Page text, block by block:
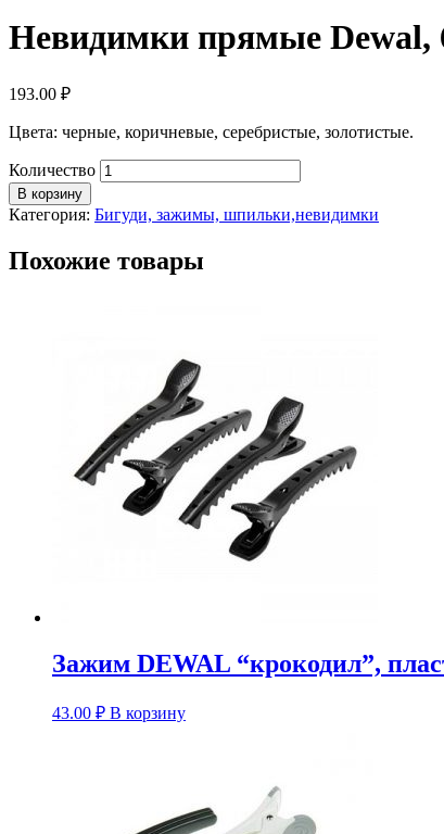
Невидимки прямые Dewal,
193.00 ₽
Цвета: черные, коричневые, серебристые, золотистые.
Количество
В корзину
Категория: Бигуди, зажимы, шпильки,невидимки
Похожие товары
Зажим DEWAL “крокодил”,
43.00 ₽ В корзину